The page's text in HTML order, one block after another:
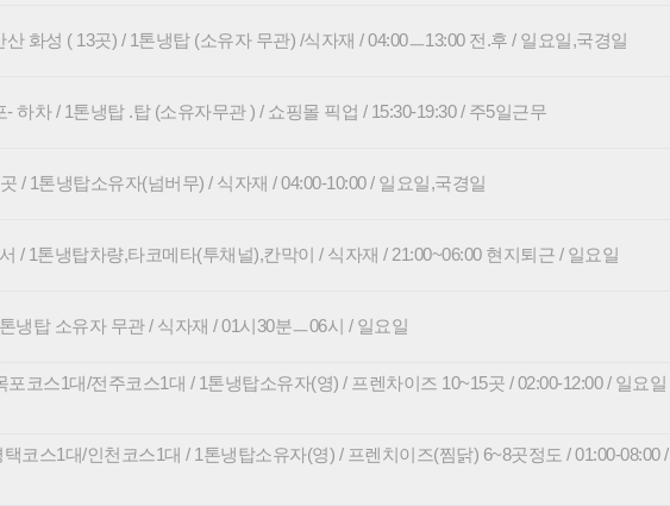
화성 ( 13곳) / 1톤냉탑 (소유자 무관) /식자재 / 04:00ㅡ13:00 전.후 / 일요일,국경일
하차 / 1톤냉탑 .탑 (소유자무관 ) / 쇼핑몰 픽업 / 15:30-19:30 / 주5일근무
/ 1톤냉탑소유자(넘버무) / 식자재 / 04:00-10:00 / 일요일,국경일
/ 1톤냉탑차량,타코메타(투채널),칸막이 / 식자재 / 21:00~06:00 현지퇴근 / 일요일
냉탑 소유자 무관 / 식자재 / 01시30분ㅡ06시 / 일요일
코스1대/전주코스1대 / 1톤냉탑소유자(영) / 프렌차이즈 10~15곳 / 02:00-12:00 / 일요일
코스1대/인천코스1대 / 1톤냉탑소유자(영) / 프렌치이즈(찜닭) 6~8곳정도 / 01:00-08:00 /